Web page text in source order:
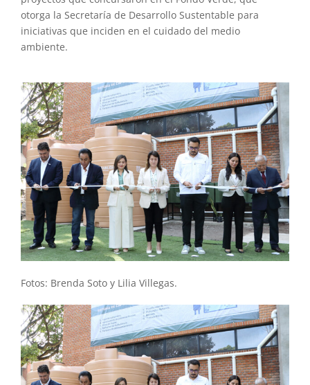
otorga la Secretaría de Desarrollo Sustentable para
iniciativas que inciden en el cuidado del medio
ambiente.
Fotos: Brenda Soto y Lilia Villegas.